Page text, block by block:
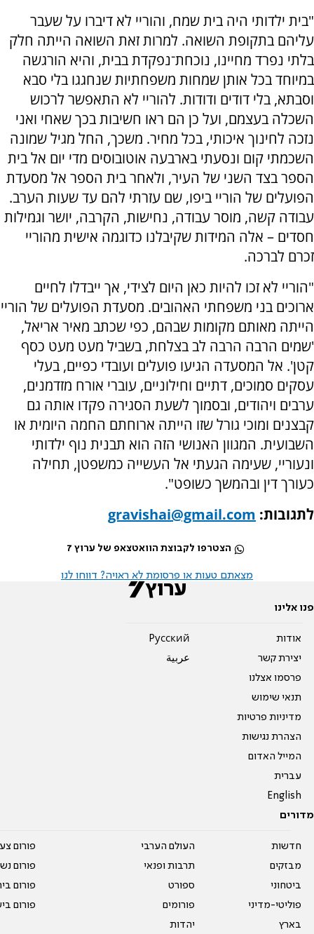
"בית ילדותי היה בית שמח, והוריי לא דיברו על שעבר
עליהם בתקופת השואה. למרות זאת השואה הייתה חלק
בלתי נפרד מחיינו, נוכחת־נפקדת בבית, והיא הורגשה
במיוחד בכל אותן שמחות משפחתיות שנחגגו בלי סבא
וסבתא, בלי דודים ודודות. להוריי לא התאפשר לרכוש
השכלה בעצמם, ועל כן הם ראו חשיבות בכך שאחי ואני
נזכה לחינוך איכותי, בכל מחיר. משכך, החל מגיל שמונה
השכמתי קום ונסעתי בארבעה אוטובוסים מדי יום אל בית
הספר בצד השני של העיר, ולאחר בית הספר אל מסעדת
הפועלים של הוריי ביפו, שם עזרתי להם עד שעות הערב.
עבודה קשה, מוסר עבודה, נחישות, הקרבה, יושר וגמילות
חסדים – אלה המידות שקיבלנו כדוגמה אישית מהוריי
זכרם לברכה.
"הוריי לא זכו להיות כאן היום לצידי, אך ייבדלו לחיים
ארוכים בני משפחתי האהובים. מסעדת הפועלים של הוריי
הייתה מאותם מקומות שבהם, כפי שכתב מאיר אריאל,
'שמים הרבה הרבה לב בצלחת, בשביל מעט מעט כסף
קטן'. אל המסעדה הגיעו פועלים ועובדי כפיים, בעלי
עסקים סמוכים, דתיים וחילוניים, עוברי אורח מזדמנים,
ערבים ויהודים, ובסמוך לשעת הסגירה פקדו אותה גם
קבצנים ומוכי גורל שזו הייתה ארוחתם החמה היומית או
השבועית. המגוון האנושי הזה הוא תבנית נוף ילדותי
ונעוריי, שעימה הגעתי אל העשייה כמשפטן, תחילה
כעורך דין ובהמשך כשופט".
לתגובות: gravishai@gmail.com
הצטרפו לקבוצת הוואטצאפ של ערוץ 7
מצאתם טעות או פרסומת לא ראויה? דווחו לנו
פנו אלינו
אודות
יצירת קשר
פרסמו אצלנו
תנאי שימוש
מדיניות פרטיות
הצהרת נגישות
המייל האדום
עברית
English
Pусский
عربية
מדורים
חדשות
מבזקים
ביטחוני
פוליטי-מדיני
בארץ
העולם הערבי
תרבות ופנאי
ספורט
פורומים
יהדות
פורום
פורום
פורום
פורום